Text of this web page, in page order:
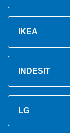
IKEA
INDESIT
LG